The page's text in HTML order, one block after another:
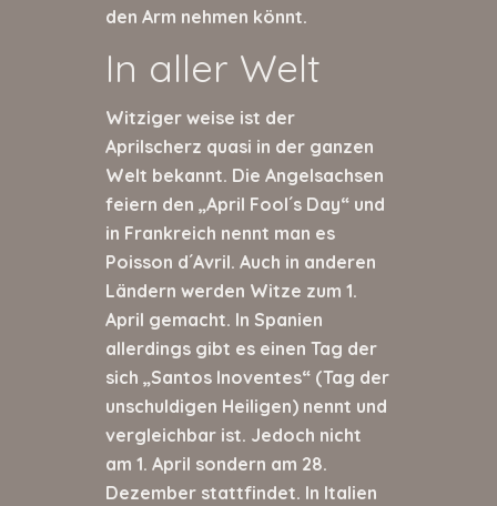
den Arm nehmen könnt.
In aller Welt
Witziger weise ist der
Aprilscherz quasi in der ganzen
Welt bekannt. Die Angelsachsen
feiern den „April Fool´s Day“ und
in Frankreich nennt man es
Poisson d´Avril. Auch in anderen
Ländern werden Witze zum 1.
April gemacht. In Spanien
allerdings gibt es einen Tag der
sich „Santos Inoventes“ (Tag der
unschuldigen Heiligen) nennt und
vergleichbar ist. Jedoch nicht
am 1. April sondern am 28.
Dezember stattfindet. In Italien